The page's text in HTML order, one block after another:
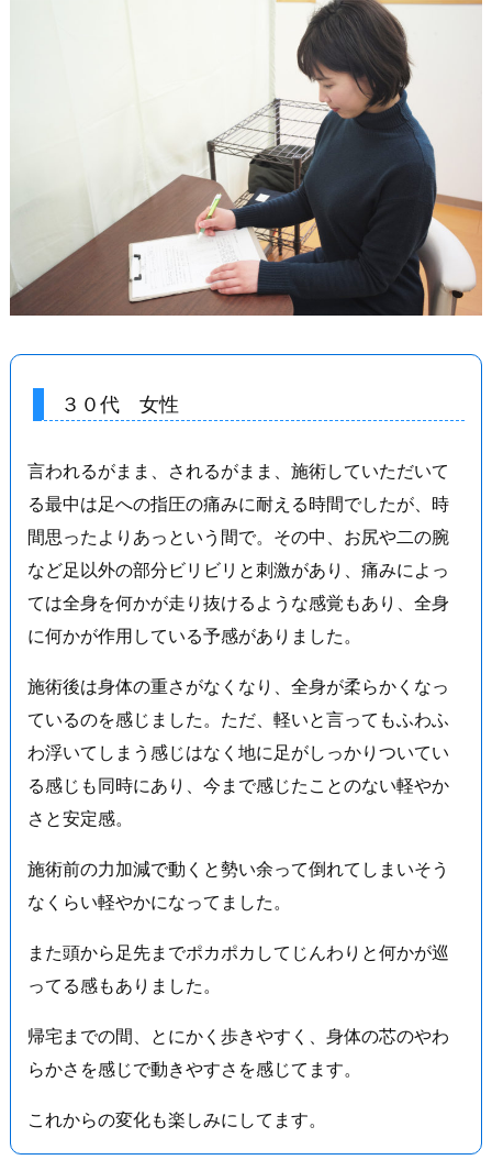
３０代 女性
言われるがまま、されるがまま、施術していただいて
る最中は足への指圧の痛みに耐える時間でしたが、時
間思ったよりあっという間で。その中、お尻や二の腕
など足以外の部分ビリビリと刺激があり、痛みによっ
ては全身を何かが走り抜けるような感覚もあり、全身
に何かが作用している予感がありました。
施術後は身体の重さがなくなり、全身が柔らかくなっ
ているのを感じました。ただ、軽いと言ってもふわふ
わ浮いてしまう感じはなく地に足がしっかりついてい
る感じも同時にあり、今まで感じたことのない軽やか
さと安定感。
施術前の力加減で動くと勢い余って倒れてしまいそう
なくらい軽やかになってました。
また頭から足先までポカポカしてじんわりと何かが巡
ってる感もありました。
帰宅までの間、とにかく歩きやすく、身体の芯のやわ
らかさを感じで動きやすさを感じてます。
これからの変化も楽しみにしてます。